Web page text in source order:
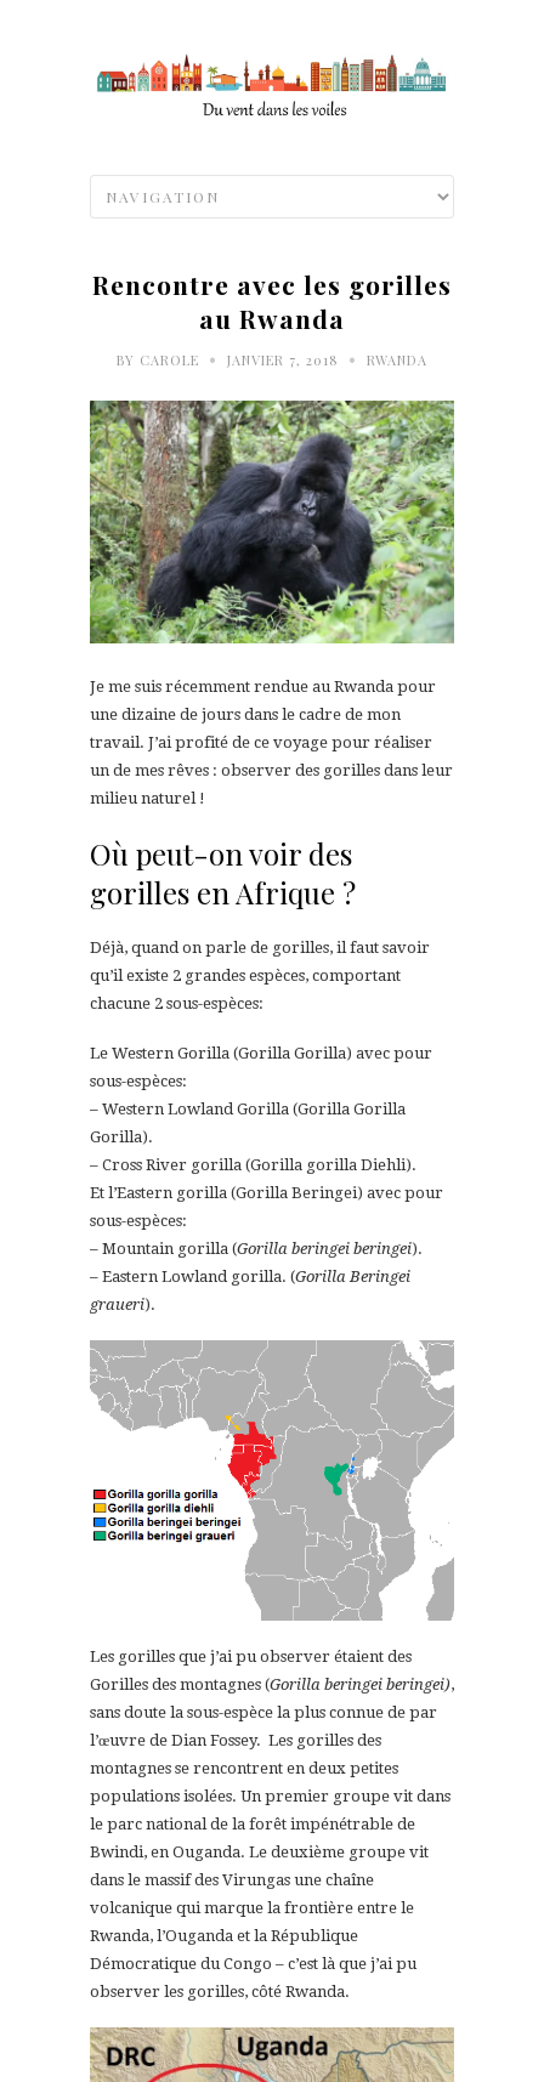
Rencontre avec les gorilles
au Rwanda
BY CAROLE • JANVIER 7, 2018 • RWANDA
Je me suis récemment rendue au Rwanda pour
une dizaine de jours dans le cadre de mon
travail. J’ai profité de ce voyage pour réaliser
un de mes rêves : observer des gorilles dans leur
milieu naturel !
Où peut-on voir des
gorilles en Afrique ?
Déjà, quand on parle de gorilles, il faut savoir
qu’il existe 2 grandes espèces, comportant
chacune 2 sous-espèces:
Le Western Gorilla (Gorilla Gorilla) avec pour
sous-espèces:
– Western Lowland Gorilla (Gorilla Gorilla
Gorilla).
– Cross River gorilla (Gorilla gorilla Diehli).
Et l’Eastern gorilla (Gorilla Beringei) avec pour
sous-espèces:
– Mountain gorilla (Gorilla beringei beringei).
– Eastern Lowland gorilla. (Gorilla Beringei
graueri).
Les gorilles que j’ai pu observer étaient des
Gorilles des montagnes (Gorilla beringei beringei),
sans doute la sous-espèce la plus connue de par
l’œuvre de Dian Fossey. Les gorilles des
montagnes se rencontrent en deux petites
populations isolées. Un premier groupe vit dans
le parc national de la forêt impénétrable de
Bwindi, en Ouganda. Le deuxième groupe vit
dans le massif des Virungas une chaîne
volcanique qui marque la frontière entre le
Rwanda, l’Ouganda et la République
Démocratique du Congo – c’est là que j’ai pu
observer les gorilles, côté Rwanda.